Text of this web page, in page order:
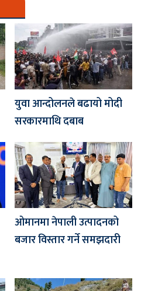
युवा आन्दोलनले बढायो मोदी
सरकारमाथि दबाब
ओमानमा नेपाली उत्पादनको
बजार विस्तार गर्ने समझदारी